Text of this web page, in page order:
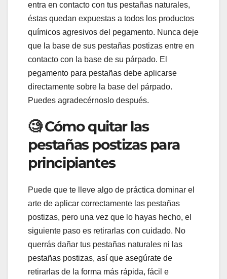
entra en contacto con tus pestañas naturales,
éstas quedan expuestas a todos los productos
químicos agresivos del pegamento. Nunca deje
que la base de sus pestañas postizas entre en
contacto con la base de su párpado. El
pegamento para pestañas debe aplicarse
directamente sobre la base del párpado.
Puedes agradecérnoslo después.
🧐 Cómo quitar las
pestañas postizas para
principiantes
Puede que te lleve algo de práctica dominar el
arte de aplicar correctamente las pestañas
postizas, pero una vez que lo hayas hecho, el
siguiente paso es retirarlas con cuidado. No
querrás dañar tus pestañas naturales ni las
pestañas postizas, así que asegúrate de
retirarlas de la forma más rápida, fácil e